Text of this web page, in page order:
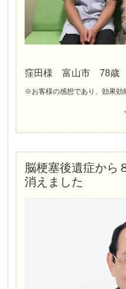
窪田様 富山市 78
※お客様の感想であり、効果効
脳梗塞後遺症から
消えました